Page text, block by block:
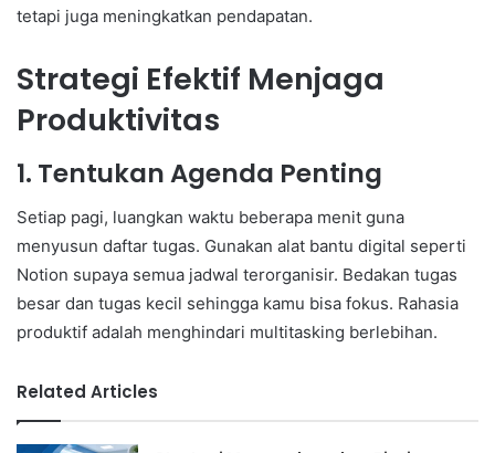
tetapi juga meningkatkan pendapatan.
Strategi Efektif Menjaga
Produktivitas
1. Tentukan Agenda Penting
Setiap pagi, luangkan waktu beberapa menit guna
menyusun daftar tugas. Gunakan alat bantu digital seperti
Notion supaya semua jadwal terorganisir. Bedakan tugas
besar dan tugas kecil sehingga kamu bisa fokus. Rahasia
produktif adalah menghindari multitasking berlebihan.
Related Articles